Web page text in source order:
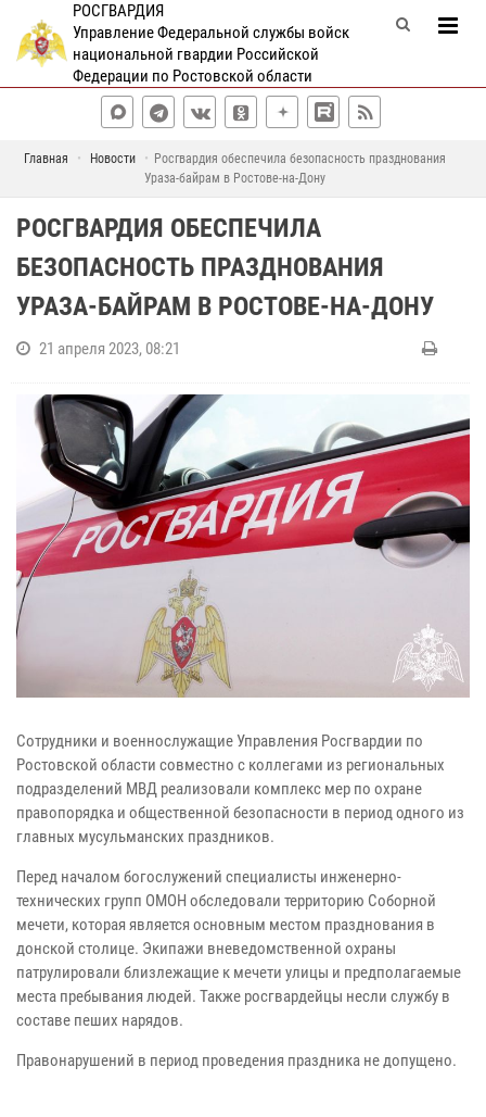
РОСГВАРДИЯ
Управление Федеральной службы войск
национальной гвардии Российской
Федерации по Ростовской области
Главная Новости
Росгвардия обеспечила безопасность празднования
Ураза-байрам в Ростове-на-Дону
РОСГВАРДИЯ ОБЕСПЕЧИЛА
БЕЗОПАСНОСТЬ ПРАЗДНОВАНИЯ
УРАЗА-БАЙРАМ В РОСТОВЕ-НА-ДОНУ
21 апреля 2023, 08:21
Сотрудники и военнослужащие Управления Росгвардии по
Ростовской области совместно с коллегами из региональных
подразделений МВД реализовали комплекс мер по охране
правопорядка и общественной безопасности в период одного из
главных мусульманских праздников.
Перед началом богослужений специалисты инженерно-
технических групп ОМОН обследовали территорию Соборной
мечети, которая является основным местом празднования в
донской столице. Экипажи вневедомственной охраны
патрулировали близлежащие к мечети улицы и предполагаемые
места пребывания людей. Также росгвардейцы несли службу в
составе пеших нарядов.
Правонарушений в период проведения праздника не допущено.